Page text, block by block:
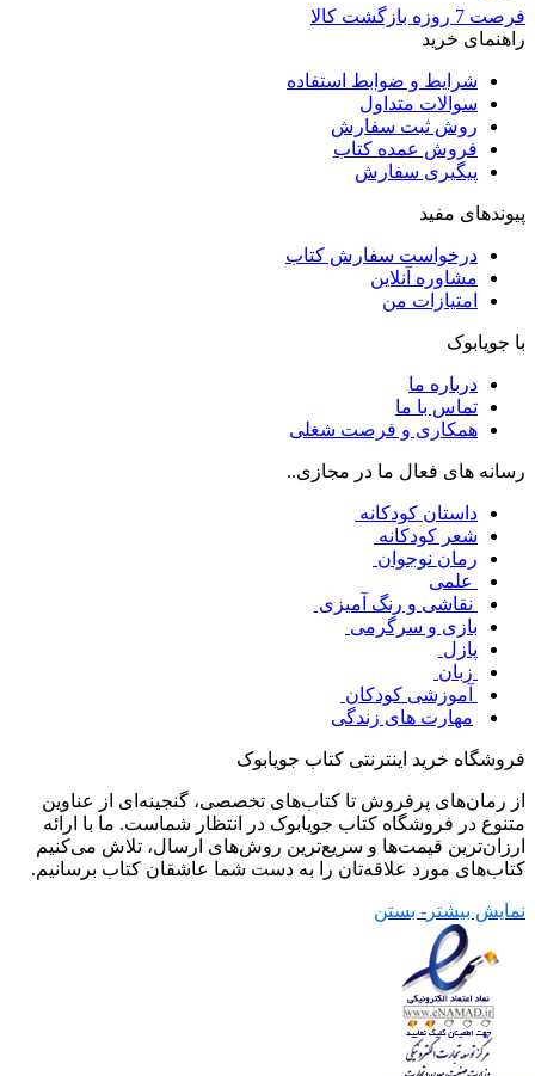
فرصت 7 روزه بازگشت کالا
راهنمای خرید
شرایط و ضوابط استفاده
سوالات متداول
روش ثبت سفارش
فروش عمده کتاب
پیگیری سفارش
پیوندهای مفید
درخواست سفارش کتاب
مشاوره آنلاین
امتیازات من
با جویابوک
درباره ما
تماس با ما
همکاری و فرصت شغلی
رسانه های فعال ما در مجازی..
داستان کودکانه
شعر کودکانه
رمان نوجوان
علمی
نقاشی و رنگ آمیزی
بازی و سرگرمی
پازل
زبان
آموزشی کودکان
مهارت های زندگی
فروشگاه خرید اینترنتی کتاب جویابوک
از رمان‌های پرفروش تا کتاب‌های تخصصی، گنجینه‌ای از عناوین
متنوع در فروشگاه کتاب جویابوک در انتظار شماست. ما با ارائه
ارزان‌ترین قیمت‌ها و سریع‌ترین روش‌های ارسال، تلاش می‌کنیم
کتاب‌های مورد علاقه‌تان را به دست شما عاشقان کتاب برسانیم.
نمایش بیشتر - بستن